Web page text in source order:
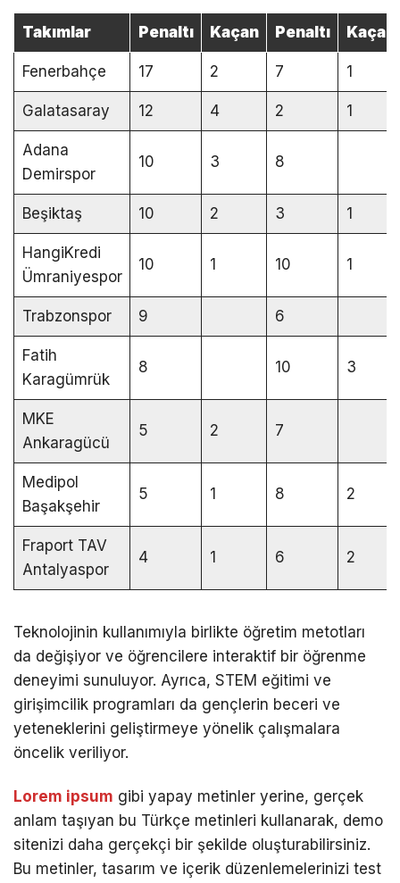
Takımlar Penaltı Kaçan Penaltı Kaçan
Fenerbahçe 17 2 7 1
Galatasaray 12 4 2 1
Adana
Demirspor
10 3 8
Beşiktaş 10 2 3 1
HangiKredi
Ümraniyespor
10 1 10 1
Trabzonspor 9 6
Fatih
Karagümrük
8 10 3
MKE
Ankaragücü
5 2 7
Medipol
Başakşehir
5 1 8 2
Fraport TAV
Antalyaspor
4 1 6 2
Teknolojinin kullanımıyla birlikte öğretim metotları
da değişiyor ve öğrencilere interaktif bir öğrenme
deneyimi sunuluyor. Ayrıca, STEM eğitimi ve
girişimcilik programları da gençlerin beceri ve
yeteneklerini geliştirmeye yönelik çalışmalara
öncelik veriliyor.
Lorem ipsum gibi yapay metinler yerine, gerçek
anlam taşıyan bu Türkçe metinleri kullanarak, demo
sitenizi daha gerçekçi bir şekilde oluşturabilirsiniz.
Bu metinler, tasarım ve içerik düzenlemelerinizi test